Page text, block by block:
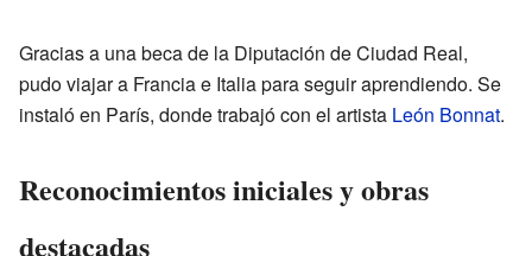
Gracias a una beca de la Diputación de Ciudad Real,
pudo viajar a Francia e Italia para seguir aprendiendo. Se
instaló en París, donde trabajó con el artista León Bonnat.
Reconocimientos iniciales y obras
destacadas